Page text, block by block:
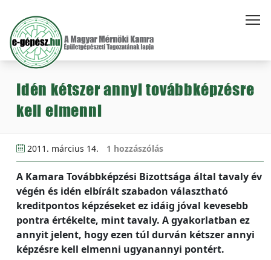
Idén kétszer annyi továbbképzésre
kell elmenni
2011. március 14. 1 hozzászólás
A Kamara Továbbképzési Bizottsága által tavaly év
végén és idén elbírált szabadon választható
kreditpontos képzéseket ez idáig jóval kevesebb
pontra értékelte, mint tavaly. A gyakorlatban ez
annyit jelent, hogy ezen túl durván kétszer annyi
képzésre kell elmenni ugyanannyi pontért.